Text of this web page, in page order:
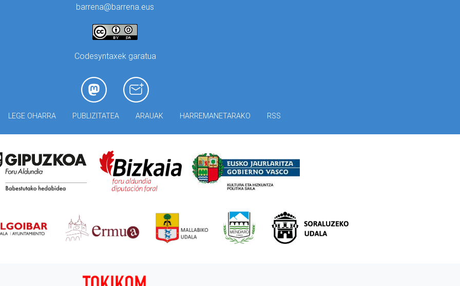
barrena@barrena.eus
Codesyntaxek garatua
LEGE OHARRA PUBLIZITATEA ARAUAK HARREMANETARAKO RSS